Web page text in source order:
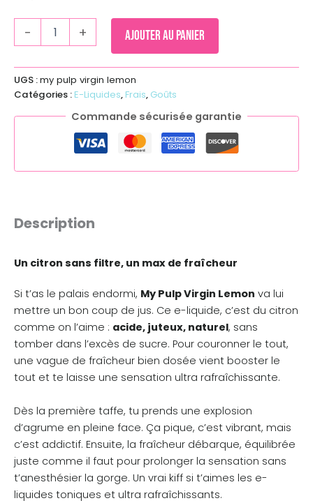
- + Ajouter au panier
UGS :my pulp virgin lemon
Catégories : E-Liquides, Frais, Goûts
Commande sécurisée garantie
Description
Un citron sans filtre, un max de fraîcheur
Si t’as le palais endormi, My Pulp Virgin Lemon va lui
mettre un bon coup de jus. Ce e-liquide, c’est du citron
comme on l’aime : acide, juteux, naturel, sans
tomber dans l’excès de sucre. Pour couronner le tout,
une vague de fraîcheur bien dosée vient booster le
tout et te laisse une sensation ultra rafraîchissante.
Dès la première taffe, tu prends une explosion
d’agrume en pleine face. Ça pique, c’est vibrant, mais
c’est addictif. Ensuite, la fraîcheur débarque, équilibrée
juste comme il faut pour prolonger la sensation sans
t’anesthésier la gorge. Un vrai kiff si t’aimes les e-
liquides toniques et ultra rafraîchissants.